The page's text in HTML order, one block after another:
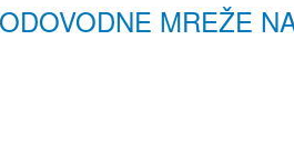
MREŽE